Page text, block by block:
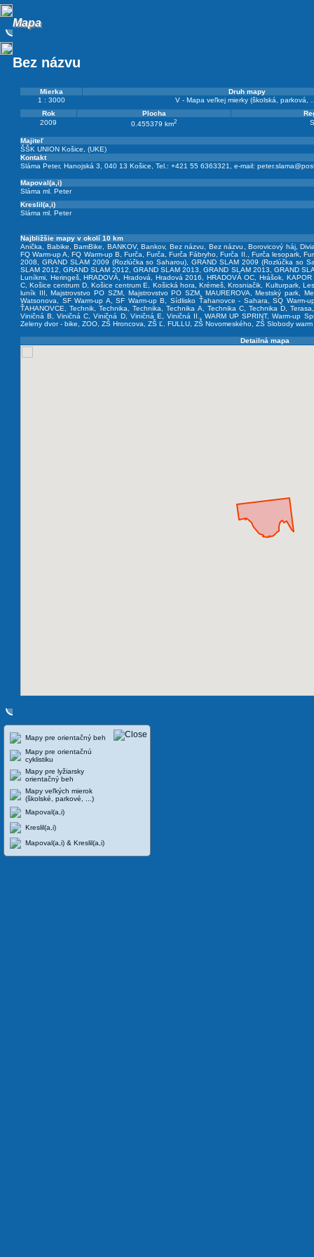
Mapa
Mapa
Bez názvu
Mierka
Druh mapy
1 : 3000
V - Mapa veľkej mierky (školská, parková,
Rok
Plocha
2009
0.455379 km2
Majiteľ
ŠŠK UNION Košice, (UKE)
Kontakt
Sláma Peter, Hanojská 3, 040 13 Košice, Tel.: +421 55 6363321, e-mail:
Mapoval(a,i)
Sláma ml. Peter
Kreslil(a,i)
Sláma ml. Peter
Najbližšie mapy v okolí 10 km
Anička, Babike, BamBike, BANKOV, Bankov, Bez názvu, Bez názvu , Borovicový háj,
FQ Warm-up A, FQ Warm-up B, Furča, Furča, Furča Fábryho, Furča II., Furča lesopark,
2008, GRAND SLAM 2009 (Rozlúčka so Saharou),GRAND SLAM 2009 (Rozlúčka so
SLAM 2012,GRAND SLAM 2012,GRAND SLAM 2013,GRAND SLAM 2013, GRAND
Luníkmi, Heringeš, HRADOVÁ, Hradová, Hradová 2016, HRADOVÁ OC, Hrášok,
C, Košice centrum D, Košice centrum E, Košická hora, Krémeš, Krosniačik, Kulturpark,
luník III
, Majstrovstvo PO SZM, Majstrovstvo PO SZM, MAUREROVA, Mestský park,
Watsonova, SF Warm-up A,SF Warm-up B,Sídlisko Ťahanovce - Sahara,SQ Warm-
ŤAHANOVCE,Technik,Technika,Technika,Technika A, Technika C, Technika D,Terasa
Viničná B,Viničná C,Viničná D, Viničná E, Viničná II.,WARM UP SPRINT,Warm-up
Zeleny dvor - bike, ZOO, ZŠ Hroncova, ZŠ Ľ. FULLU, ZŠ Novomeského, ZŠ Slobody
Detailná mapa
Mapy pre orientačný beh
Mapy pre orientačnú
cyklistiku
Mapy pre lyžiarsky
orientačný beh
Mapy veľkých mierok
(školské, parkové, ...)
Mapoval(a,i)
Kreslil(a,i)
Mapoval(a,i) & Kreslil(a,i)